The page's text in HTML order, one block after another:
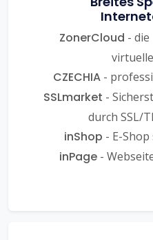
ZonerCloud -
CZECHIA-
SSLmarket -
durch SSL/
inShop - E-
inPage-